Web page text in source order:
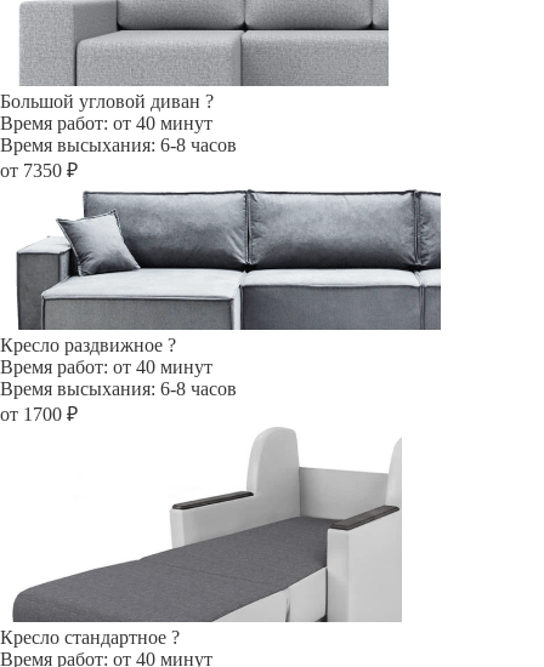
Большой угловой диван ?
Время работ: от 40 минут
Время высыхания: 6-8 часов
от 7350 ₽
Кресло раздвижное ?
Время работ: от 40 минут
Время высыхания: 6-8 часов
от 1700 ₽
Кресло стандартное ?
Время работ: от 40 минут